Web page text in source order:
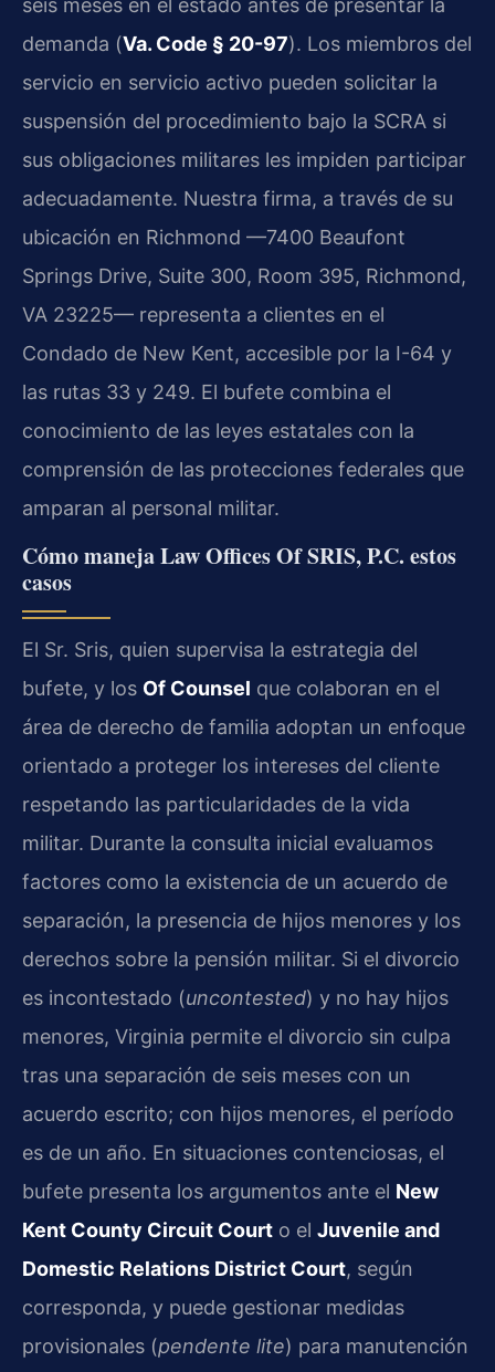
seis meses en el estado antes de presentar la
demanda (Va. Code § 20-97). Los miembros del
servicio en servicio activo pueden solicitar la
suspensión del procedimiento bajo la SCRA si
sus obligaciones militares les impiden participar
adecuadamente. Nuestra firma, a través de su
ubicación en Richmond —7400 Beaufont
Springs Drive, Suite 300, Room 395, Richmond,
VA 23225— representa a clientes en el
Condado de New Kent, accesible por la I-64 y
las rutas 33 y 249. El bufete combina el
conocimiento de las leyes estatales con la
comprensión de las protecciones federales que
amparan al personal militar.
Cómo maneja Law Offices Of SRIS, P.C. estos
casos
El Sr. Sris, quien supervisa la estrategia del
bufete, y los Of Counsel que colaboran en el
área de derecho de familia adoptan un enfoque
orientado a proteger los intereses del cliente
respetando las particularidades de la vida
militar. Durante la consulta inicial evaluamos
factores como la existencia de un acuerdo de
separación, la presencia de hijos menores y los
derechos sobre la pensión militar. Si el divorcio
es incontestado (uncontested) y no hay hijos
menores, Virginia permite el divorcio sin culpa
tras una separación de seis meses con un
acuerdo escrito; con hijos menores, el período
es de un año. En situaciones contenciosas, el
bufete presenta los argumentos ante el New
Kent County Circuit Court o el Juvenile and
Domestic Relations District Court, según
corresponda, y puede gestionar medidas
provisionales (pendente lite) para manutención